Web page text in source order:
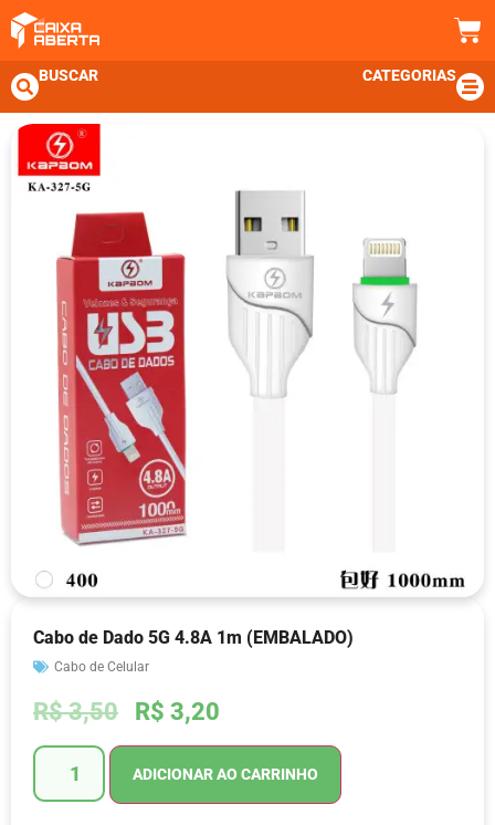
BUSCAR CATEGORIAS
Cabo de Dado 5G 4.8A 1m (EMBALADO)
Cabo de Celular
R$3,50 R$ 3,20
ADICIONAR AO CARRINHO